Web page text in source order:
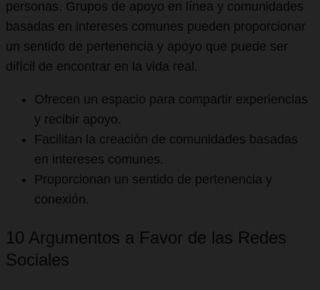
personas. Grupos de apoyo en línea y comunidades
basadas en intereses comunes pueden proporcionar
un sentido de pertenencia y apoyo que puede ser
difícil de encontrar en la vida real.
Ofrecen un espacio para compartir experiencias
y recibir apoyo.
Facilitan la creación de comunidades basadas
en intereses comunes.
Proporcionan un sentido de pertenencia y
conexión.
10 Argumentos a Favor de las Redes
Sociales